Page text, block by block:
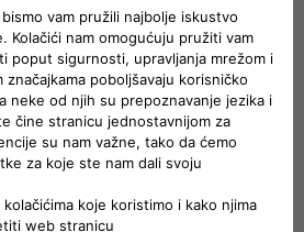
termalnog motora 74 kW (100 KS) i
(28 KS)
CO2